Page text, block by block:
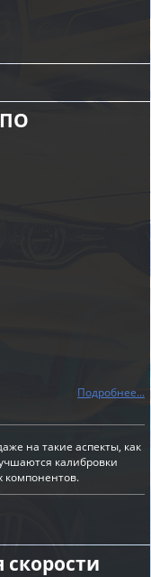
Подробнее...
на такие аспекты, как
калибровки
компонентов.
скорости